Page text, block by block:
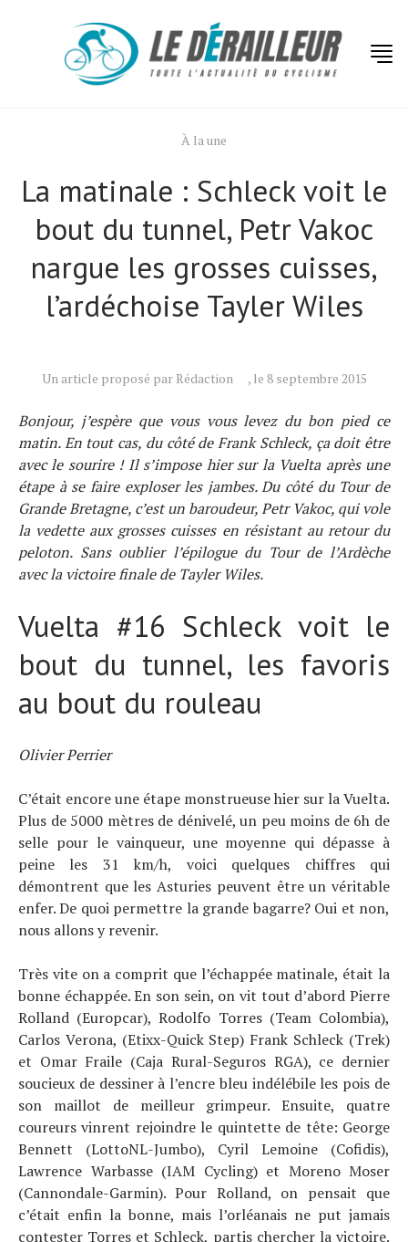
À la une
La matinale : Schleck voit le
bout du tunnel, Petr Vakoc
nargue les grosses cuisses,
l’ardéchoise Tayler Wiles
Un article proposé par Rédaction , le 8 septembre 2015
Bonjour, j’espère que vous vous levez du bon pied ce
matin. En tout cas, du côté de Frank Schleck, ça doit être
avec le sourire ! Il s’impose hier sur la Vuelta après une
étape à se faire exploser les jambes. Du côté du Tour de
Grande Bretagne, c’est un baroudeur, Petr Vakoc, qui vole
la vedette aux grosses cuisses en résistant au retour du
peloton. Sans oublier l’épilogue du Tour de l’Ardèche
avec la victoire finale de Tayler Wiles.
Vuelta #16 Schleck voit le
bout du tunnel, les favoris
au bout du rouleau
Olivier Perrier
C’était encore une étape monstrueuse hier sur la Vuelta.
Plus de 5000 mètres de dénivelé, un peu moins de 6h de
selle pour le vainqueur, une moyenne qui dépasse à
peine les 31 km/h, voici quelques chiffres qui
démontrent que les Asturies peuvent être un véritable
enfer. De quoi permettre la grande bagarre? Oui et non,
nous allons y revenir.
Très vite on a comprit que l’échappée matinale, était la
bonne échappée. En son sein, on vit tout d’abord Pierre
Rolland (Europcar), Rodolfo Torres (Team Colombia),
Carlos Verona, (Etixx-Quick Step) Frank Schleck (Trek)
et Omar Fraile (Caja Rural-Seguros RGA), ce dernier
soucieux de dessiner à l’encre bleu indélébile les pois de
son maillot de meilleur grimpeur. Ensuite, quatre
coureurs vinrent rejoindre le quintette de tête: George
Bennett (LottoNL-Jumbo), Cyril Lemoine (Cofidis),
Lawrence Warbasse (IAM Cycling) et Moreno Moser
(Cannondale-Garmin). Pour Rolland, on pensait que
c’était enfin la bonne, mais l’orléanais ne put jamais
contester Torres et Schleck, partis chercher la victoire.